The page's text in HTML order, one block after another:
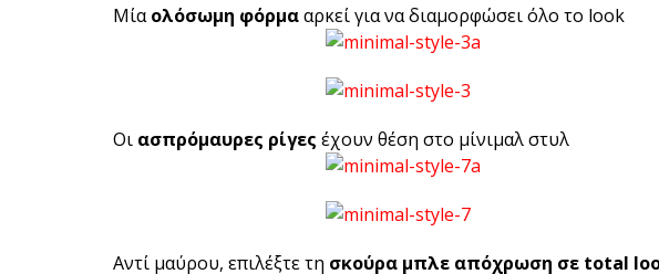
Μίαολόσωμη φόρμααρκεί για να διαμορφώσει όλο το look
Οι ασπρόμαυρες ρίγες έχουν θέση στο μίνιμαλ στυλ
Αντί μαύρου, επιλέξτε τη σκούρα μπλε απόχρωση σε total